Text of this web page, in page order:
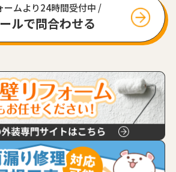
ームより24時間受付中 /
ルで問合わせる